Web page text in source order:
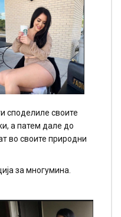
споделиле своите
а патем дале до
во своите природни
за многумина.